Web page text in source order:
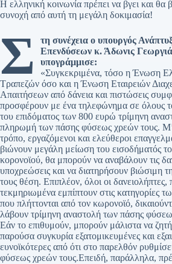
Η ελληνική κοινωνία πρέπει να βγει και θα
συνοχή από αυτή τη μεγάλη δοκιμασία!
Σ
τη συνέχεια ο υπουργός
Επενδύσεων κ. Άδωνις
υπογράμμισε:
«Συγκεκριμένα, τόσο η Ένωση
Τραπεζών όσο και η Ένωση Εταιρειών
Απαιτήσεων από δάνεια και πιστώσεις
προσφέρουν με ένα τηλεφώνημα σε όλους
του επιδόματος των 800 ευρώ τρίμηνη
πληρωμή των πάσης φύσεως χρεών τους.
τρόπο, εργαζόμενοι και ελεύθεροι
βιώνουν μεγάλη μείωση του εισοδήματός
κορονοϊού, θα μπορούν να αναβάλουν τις
υποχρεώσεις και να διατηρήσουν βιώσιμη
τους θέση. Επιπλέον, όλοι οι δανειολήπτες,
τεκμηριωμένα εμπίπτουν στις κατηγορίες
που πλήττονται από τον κωρονοϊό,
λάβουν τρίμηνη αναστολή των πάσης
Εάν το επιθυμούν, μπορούν μάλιστα να
παρούσα συγκυρία εξατομικευμένες και
ευνοϊκότερες από ότι στο παρελθόν
φύσεως χρεών τους.Επειδή, παράλληλα,